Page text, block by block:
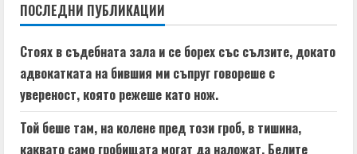
u
e
R
e
ПОСЛЕДНИ ПУБЛИКАЦИИ
Стоях в съдебната зала и се борех със сълзите, докато
адвокатката на бившия ми съпруг говореше с
увереност, която режеше като нож.
Той беше там, на колене пред този гроб, в тишина,
каквато само гробищата могат да наложат. Белите